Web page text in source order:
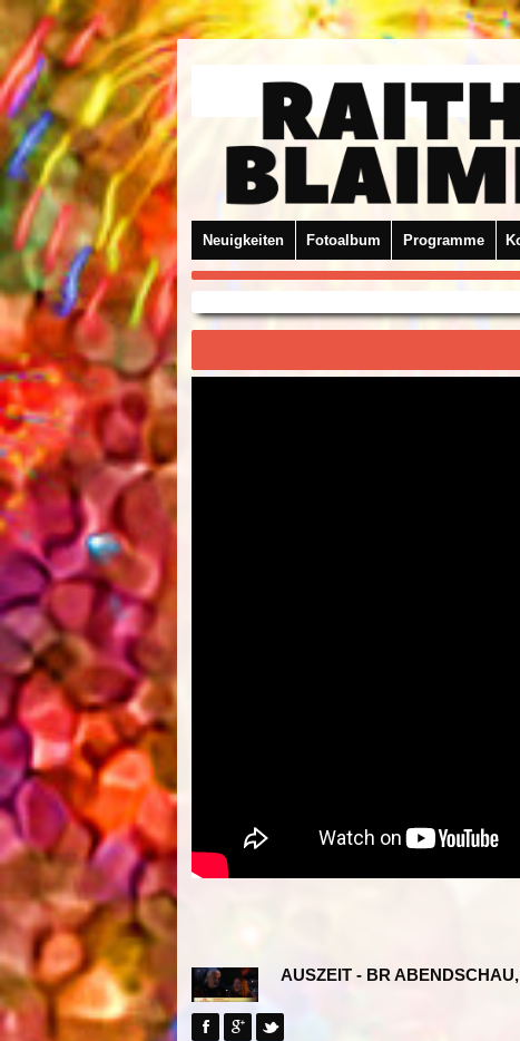
Neuigkeiten Fotoalbum Programme
AUSZEIT - BR